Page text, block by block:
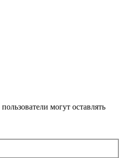
могут оставлять